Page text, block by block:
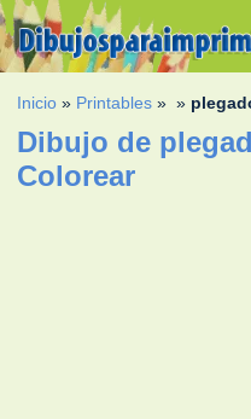
Inicio » Printables » »
Dibujo de
Colorear